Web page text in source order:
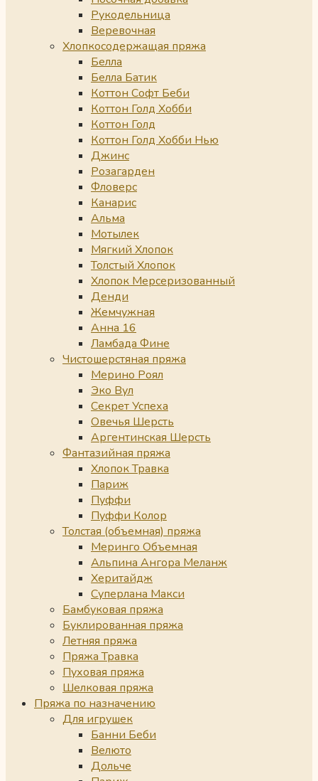
Рукодельница
Веревочная
Хлопкосодержащая пряжа
Белла
Белла Батик
Коттон Софт Беби
Коттон Голд Хобби
Коттон Голд
Коттон Голд Хобби Нью
Джинс
Розагарден
Фловерс
Канарис
Альма
Мотылек
Мягкий Хлопок
Толстый Хлопок
Хлопок Мерсеризованный
Денди
Жемчужная
Анна 16
Ламбада Фине
Чистошерстяная пряжа
Мерино Роял
Эко Вул
Секрет Успеха
Овечья Шерсть
Аргентинская Шерсть
Фантазийная пряжа
Хлопок Травка
Париж
Пуффи
Пуффи Колор
Толстая (объемная) пряжа
Меринго Объемная
Альпина Ангора Меланж
Херитайдж
Суперлана Макси
Бамбуковая пряжа
Буклированная пряжа
Летняя пряжа
Пряжа Травка
Пуховая пряжа
Шелковая пряжа
Пряжа по назначению
Для игрушек
Банни Беби
Велюто
Дольче